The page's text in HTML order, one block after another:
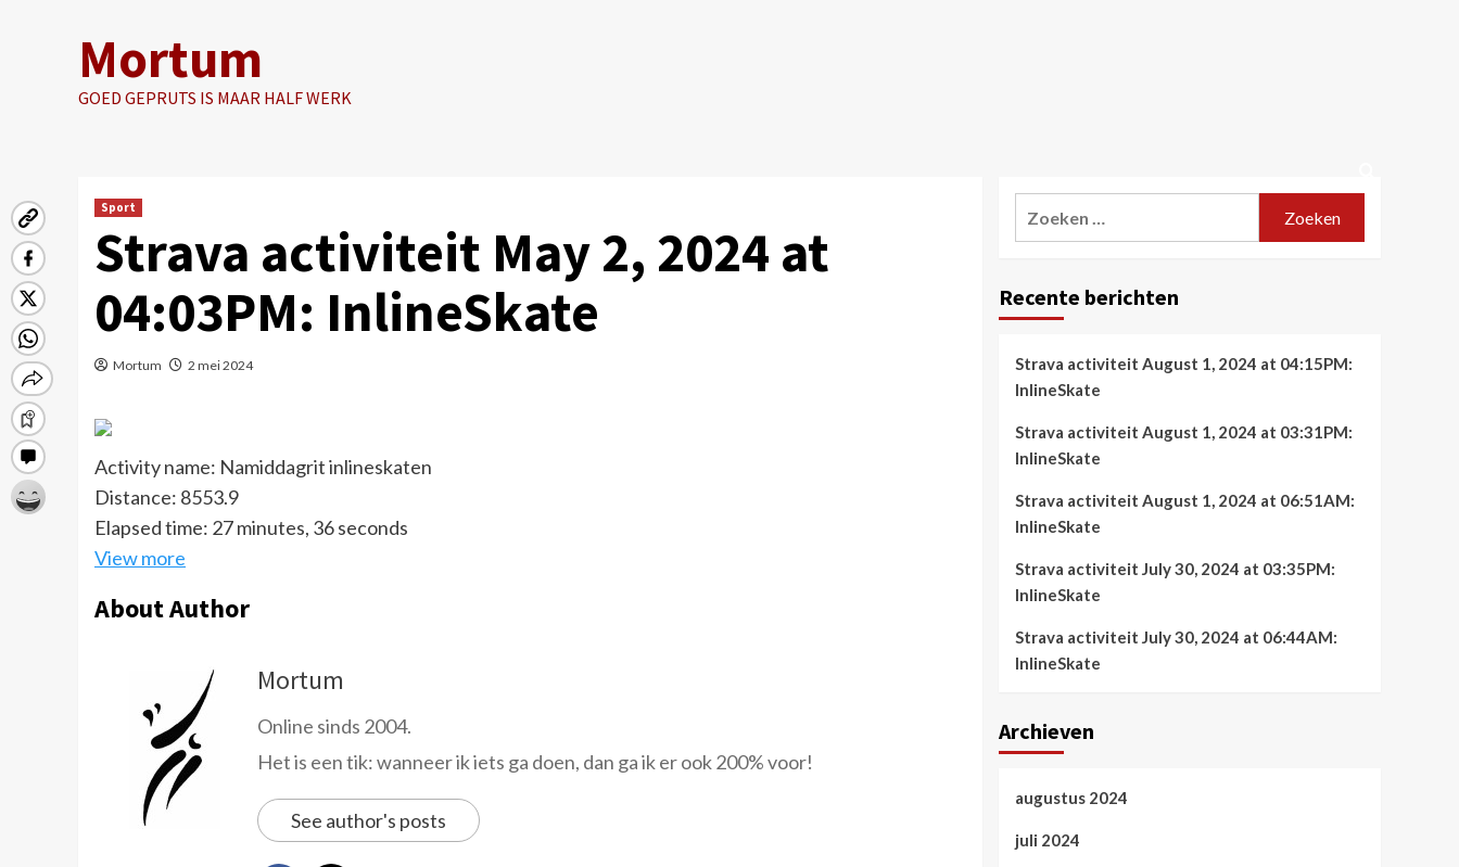
Mortum
GOED GEPRUTS IS MAAR HALF WERK
Sport
Strava activiteit May 2, 2024 at
04:03PM: InlineSkate
Mortum 2 mei 2024
Activity name: Namiddagrit inlineskaten
Distance: 8553.9
Elapsed time: 27 minutes, 36 seconds
View more
About Author
Mortum
Online sinds 2004.
Het is een tik: wanneer ik iets ga doen, dan ga ik er ook 200% voor!
See author's posts
Recente berichten
Strava activiteit August 1, 2024 at 04:15PM:
InlineSkate
Strava activiteit August 1, 2024 at 03:31PM:
InlineSkate
Strava activiteit August 1, 2024 at 06:51AM:
InlineSkate
Strava activiteit July 30, 2024 at 03:35PM:
InlineSkate
Strava activiteit July 30, 2024 at 06:44AM:
InlineSkate
Archieven
augustus 2024
juli 2024